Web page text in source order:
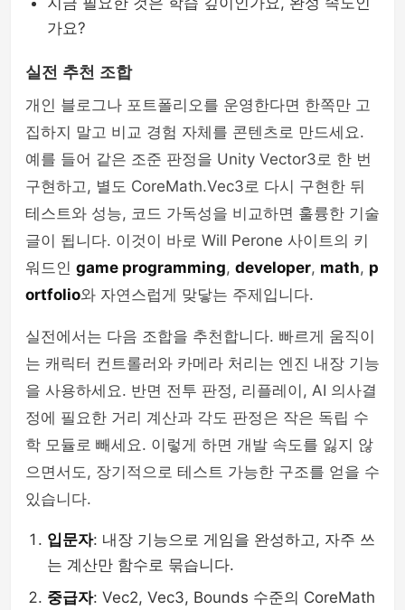
가요?
실전 추천 조합
개인 블로그나 포트폴리오를 운영한다면 한쪽만 고
집하지 말고 비교 경험 자체를 콘텐츠로 만드세요.
예를 들어 같은 조준 판정을 Unity Vector3로 한 번
구현하고, 별도 CoreMath.Vec3로 다시 구현한 뒤
테스트와 성능, 코드 가독성을 비교하면 훌륭한 기술
글이 됩니다. 이것이 바로 Will Perone 사이트의 키
워드인 game programming, developer, math, p
ortfolio와 자연스럽게 맞닿는 주제입니다.
실전에서는 다음 조합을 추천합니다. 빠르게 움직이
는 캐릭터 컨트롤러와 카메라 처리는 엔진 내장 기능
을 사용하세요. 반면 전투 판정, 리플레이, AI 의사결
정에 필요한 거리 계산과 각도 판정은 작은 독립 수
학 모듈로 빼세요. 이렇게 하면 개발 속도를 잃지 않
으면서도, 장기적으로 테스트 가능한 구조를 얻을 수
있습니다.
입문자: 내장 기능으로 게임을 완성하고, 자주 쓰
는 계산만 함수로 묶습니다.
중급자: Vec2, Vec3, Bounds 수준의 CoreMath